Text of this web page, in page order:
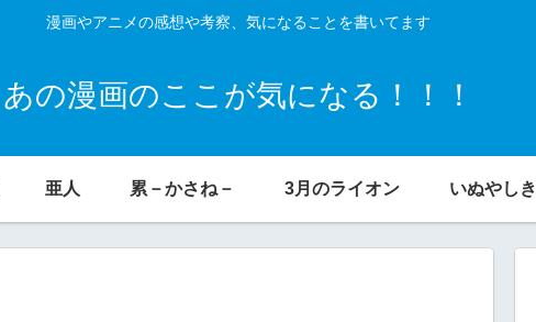
漫画やアニメの感想や考察、気になることを書いてます
あの漫画のここが気になる！！！
亜人 累－かさね－ 3月のライオン いぬやしき